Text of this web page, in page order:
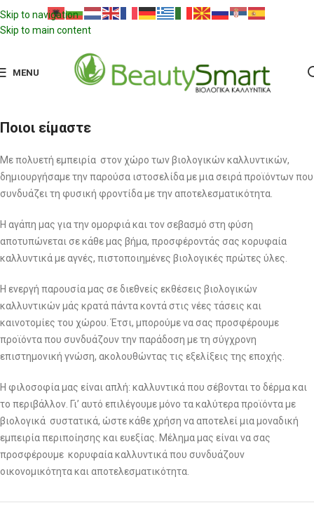
Skip to navigation
Skip to main content
MENU
Ποιοι είμαστε
Με πολυετή εμπειρία στον χώρο των βιολογικών καλλυντικών,
δημιουργήσαμε την παρούσα ιστοσελίδα με μια σειρά προϊόντων που
συνδυάζει τη φυσική φροντίδα με την αποτελεσματικότητα.
Η αγάπη μας για την ομορφιά και τον σεβασμό στη φύση
αποτυπώνεται σε κάθε μας βήμα, προσφέροντάς σας κορυφαία
καλλυντικά με αγνές, πιστοποιημένες βιολογικές πρώτες ύλες.
Η ενεργή παρουσία μας σε διεθνείς εκθέσεις βιολογικών
καλλυντικών μάς κρατά πάντα κοντά στις νέες τάσεις και
καινοτομίες του χώρου. Έτσι, μπορούμε να σας προσφέρουμε
προϊόντα που συνδυάζουν την παράδοση με τη σύγχρονη
επιστημονική γνώση, ακολουθώντας τις εξελίξεις της εποχής.
Η φιλοσοφία μας είναι απλή: καλλυντικά που σέβονται το δέρμα και
το περιβάλλον. Γι’ αυτό επιλέγουμε μόνο τα καλύτερα προϊόντα με
βιολογικά συστατικά, ώστε κάθε χρήση να αποτελεί μια μοναδική
εμπειρία περιποίησης και ευεξίας. Μέλημα μας είναι να σας
προσφέρουμε κορυφαία καλλυντικά που συνδυάζουν
οικονομικότητα και αποτελεσματικότητα.